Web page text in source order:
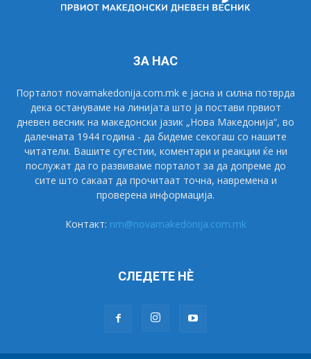
ЗА НАС
Порталот novamakedonija.com.mk е јасна и силна потврда
дека остануваме на линијата што ја постави првиот
дневен весник на македонски јазик „Нова Македонија“, во
далечната 1944 година - да бидеме секогаш со нашите
читатели. Вашите сугестии, коментари и реакции ќе ни
послужат да го развиваме порталот за да допреме до
сите што сакаат да прочитаат точна, навремена и
проверена информација.
Контакт: nm@novamakedonija.com.mk
СЛЕДЕТЕ НÈ